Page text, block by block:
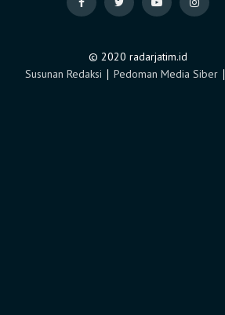
© 2020 radarjatim.id
Susunan Redaksi ∣ Pedoman Media Siber∣